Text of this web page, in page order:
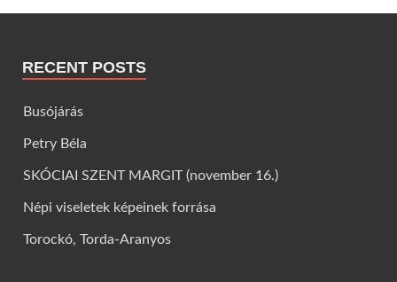
RECENT POSTS
Busójárás
Petry Béla
SKÓCIAI SZENT MARGIT (november 16.)
Népi viseletek képeinek forrása
Torockó, Torda-Aranyos